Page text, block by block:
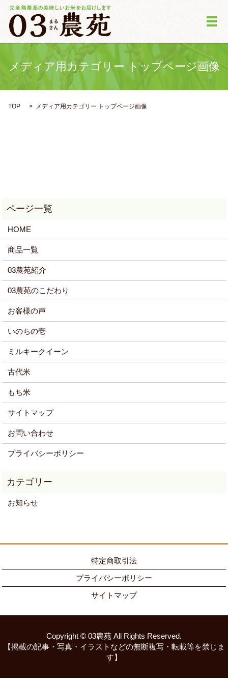
メ
メディア用カテゴリー トップページ画像
TOP メディア用カテゴリー トップページ画像
HOME
商品一覧
03農苑紹介
03農苑のこだわり
お客様の声
いのちの壱
ミルキークイーン
古代米
もち米
サイトマップ
お問い合わせ
プライバシーポリシー
お知らせ
特定商取引法
プライバシーポリシー
サイトマップ
Copyright © 03農苑 All Rights Reserved.
【掲載の記事・写真・イラストなどの無断複写・転載等を禁じま
す】